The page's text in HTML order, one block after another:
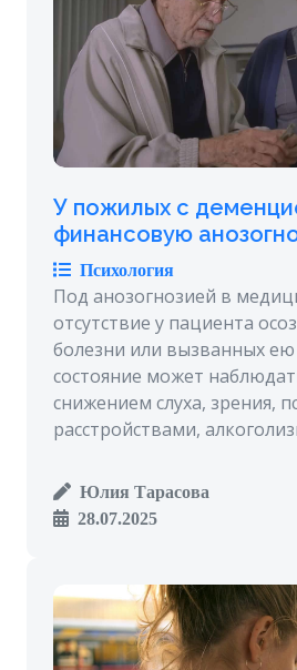
У пожилых с
финансовую
Психология
Под анозогнозией в
отсутствие у пациента
болезни или вызванных
состояние может
снижением слуха, зрения,
расстройствами,
Юлия Тарасова
28.07.2025